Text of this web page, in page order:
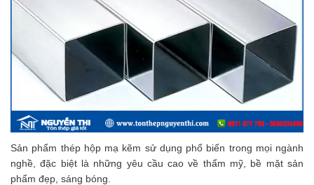
Sản phẩm thép hộp mạ kẽm sử dụng phổ biến trong mọi ngành
nghề, đặc biệt là những yêu cầu cao về thẩm mỹ, bề mặt sản
phẩm đẹp, sáng bóng.